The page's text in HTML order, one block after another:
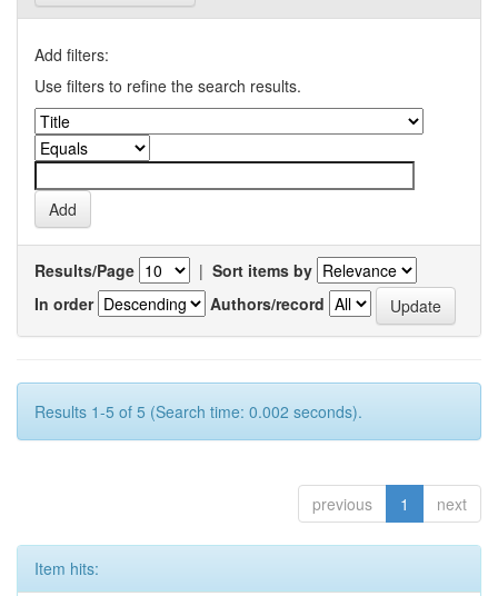
Add filters:
Use filters to refine the search results.
Results/Page | Sort items by
In order
Authors/record
Results 1-5 of 5 (Search time: 0.002 seconds).
previous 1 next
Item hits: